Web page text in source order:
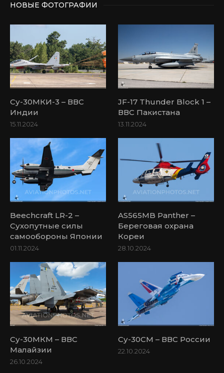
НОВЫЕ ФОТОГРАФИИ
Су-30МКИ-3 – ВВС
Индии
15.11.2024
JF-17 Thunder Block 1 –
ВВС Пакистана
13.11.2024
Beechcraft LR-2 –
Сухопутные силы
самообороны Японии
01.11.2024
AS565MB Panther –
Береговая охрана
Кореи
28.10.2024
Су-30МКМ – ВВС
Малайзии
26.10.2024
Су-30СМ – ВВС России
22.10.2024